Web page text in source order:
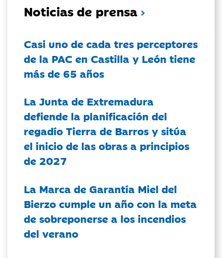
Noticias de prensa
Casi uno de cada tres perceptores
de la PAC en Castilla y León tiene
más de 65 años
La Junta de Extremadura
defiende la planificación del
regadío Tierra de Barros y sitúa
el inicio de las obras a principios
de 2027
La Marca de Garantía Miel del
Bierzo cumple un año con la meta
de sobreponerse a los incendios
del verano